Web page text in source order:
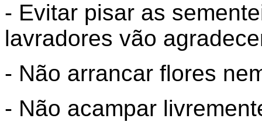
- Evitar pisar as
lavradores vão
- Não arrancar flores
- Não acampar